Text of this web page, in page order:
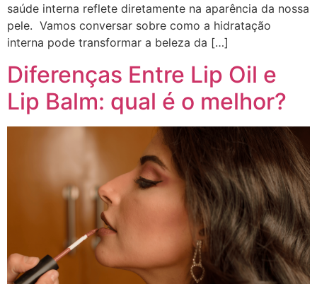
saúde interna reflete diretamente na aparência da nossa
pele. Vamos conversar sobre como a hidratação
interna pode transformar a beleza da […]
Diferenças Entre Lip Oil e
Lip Balm: qual é o melhor?